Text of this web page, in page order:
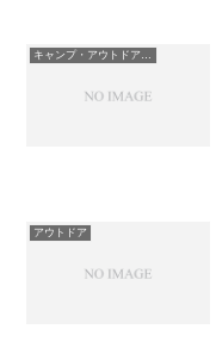
キャンプ・アウトドア用品
アウトドア